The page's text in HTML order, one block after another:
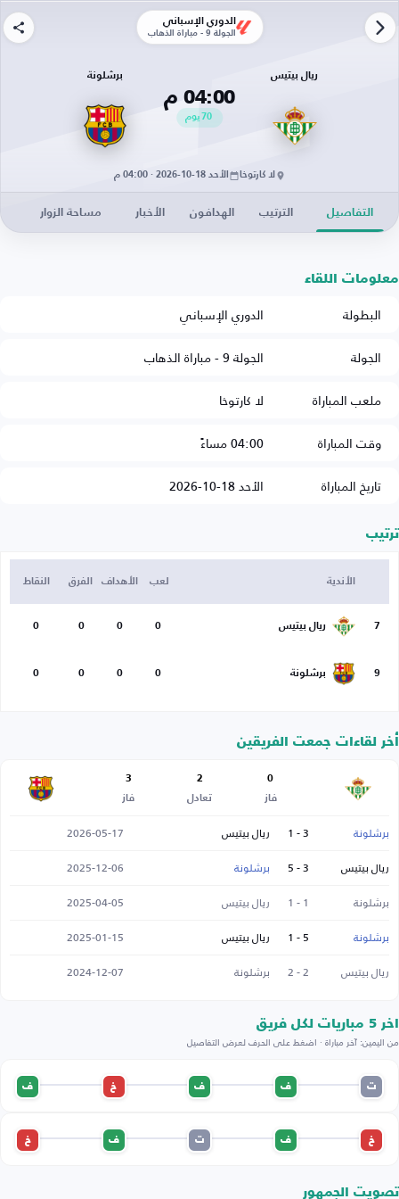
الدوري الإسباني
الجولة 9 - مباراة الذهاب
ريال بيتيس
04:00 م
70 يوم
برشلونة
لا كارتوخا الأحد 18-10-2026 · 04:00 م
التفاصيل الترتيب الهدافون الأخبار مساحة الزوار
معلومات اللقاء
البطولة
الدوري الإسباني
الجولة
الجولة 9 - مباراة الذهاب
ملعب المباراة
لا كارتوخا
وقت المباراة
04:00 مساءً
تاريخ المباراة
الأحد 18-10-2026
ترتيب
الأندية لعب الأهداف الفرق النقاط
7 ريال بيتيس 0
0
0
0
9 برشلونة 0
0
0
0
أخر لقاءات جمعت الفريقين
0
فاز
2
تعادل
3
فاز
برشلونة 3 - 1 ريال بيتيس
2026-05-17
ريال بيتيس
3 - 5 برشلونة
2025-12-06
برشلونة
1 - 1 ريال بيتيس
2025-04-05
برشلونة
5 - 1 ريال بيتيس
2025-01-15
ريال بيتيس
2 - 2 برشلونة 2024-12-07
اخر 5 مباريات لكل فريق
من اليمين: آخر مباراة · اضغط على الحرف لعرض التفاصيل
ت ف ف خ ف
خ ف ت ف خ
تصويت الجمهور